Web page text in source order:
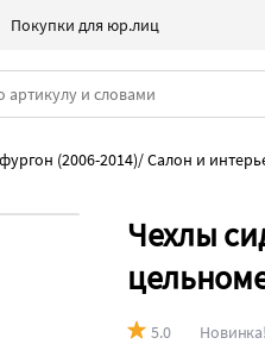
Покупки для юр.лиц
(2006-2014)/Салон и
Чехлы
5.0 Новинка!